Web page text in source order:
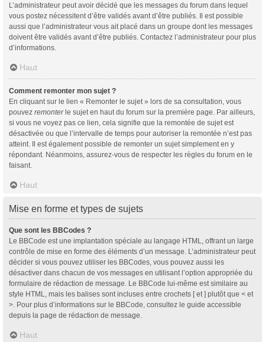
L’administrateur peut avoir décidé que les messages du forum dans lequel
vous postez nécessitent d’être validés avant d’être publiés. Il est possible
aussi que l’administrateur vous ait placé dans un groupe dont les messages
doivent être validés avant d’être publiés. Contactez l’administrateur pour plus
d’informations.
Haut
Comment remonter mon sujet ?
En cliquant sur le lien « Remonter le sujet » lors de sa consultation, vous
pouvez remonterle sujet en haut du forum sur la première page. Par ailleurs,
si vous ne voyez pas ce lien, cela signifie que la remontée de sujet est
désactivée ou que l’intervalle de temps pour autoriser la remontée n’est pas
atteint. Il est également possible de remonter un sujet simplement en y
répondant. Néanmoins, assurez-vous de respecter les règles du forum en le
faisant.
Haut
Mise en forme et types de sujets
Que sont les BBCodes ?
Le BBCode est une implantation spéciale au langage HTML, offrant un large
contrôle de mise en forme des éléments d’un message. L’administrateur peut
décider si vous pouvez utiliser les BBCodes, vous pouvez aussi les
désactiver dans chacun de vos messages en utilisant l’option appropriée du
formulaire de rédaction de message. Le BBCode lui-même est similaire au
style HTML, mais les balises sont incluses entre crochets [ et ] plutôt que < et
>. Pour plus d’informations sur le BBCode, consultez le guide accessible
depuis la page de rédaction de message.
Haut